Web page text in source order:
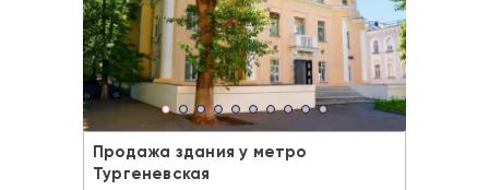
Продажа здания у метро
Тургеневская